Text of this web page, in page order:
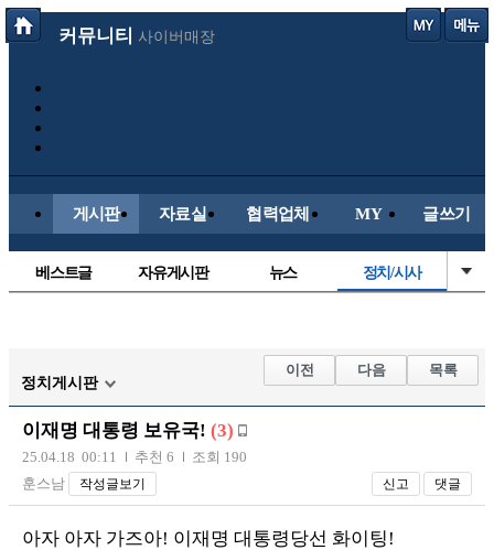
커뮤니티 사이버매장
게시판 자료실 협력업체 MY 글쓰기
베스트글 자유게시판 뉴스 정치/시사
해외축구
국내축구
정치게시판
이전 다음 목록
이재명 대통령 보유국! (3)
25.04.18 00:11 추천 6
조회 190
훈스남
작성글보기 신고 댓글
아자 아자 가즈아! 이재명 대통령당선 화이팅!